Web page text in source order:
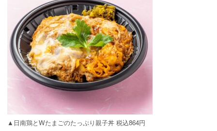
▲日南鶏とWたまごのたっぷり親子丼 税込864円